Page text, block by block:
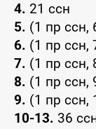
4. 21 ссн
5. (1 пр ссн,
6. (1 пр ссн,
7. (1 пр ссн,
8. (1 пр ссн,
9. (1 пр ссн,
10-13. 36